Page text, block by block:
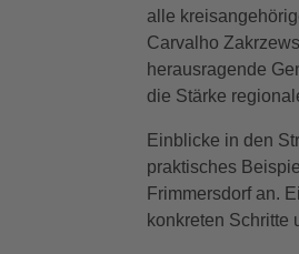
alle
Carvalho
herausragende
die Stärke
Einblicke in den
praktisches
Frimmersdorf an.
konkreten Schritte